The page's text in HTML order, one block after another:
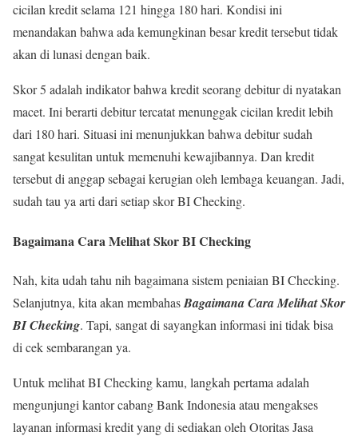
cicilan kredit selama 121 hingga 180 hari. Kondisi ini
menandakan bahwa ada kemungkinan besar kredit tersebut tidak
akan di lunasi dengan baik.
Skor 5 adalah indikator bahwa kredit seorang debitur di nyatakan
macet. Ini berarti debitur tercatat menunggak cicilan kredit lebih
dari 180 hari. Situasi ini menunjukkan bahwa debitur sudah
sangat kesulitan untuk memenuhi kewajibannya. Dan kredit
tersebut di anggap sebagai kerugian oleh lembaga keuangan. Jadi,
sudah tau ya arti dari setiap skor BI Checking.
Bagaimana Cara Melihat Skor BI Checking
Nah, kita udah tahu nih bagaimana sistem peniaian BI Checking.
Selanjutnya, kita akan membahasBagaimana Cara Melihat Skor
BI Checking. Tapi, sangat di sayangkan informasi ini tidak bisa
di cek sembarangan ya.
Untuk melihat BI Checking kamu, langkah pertama adalah
mengunjungi kantor cabang Bank Indonesia atau mengakses
layanan informasi kredit yang di sediakan oleh Otoritas Jasa